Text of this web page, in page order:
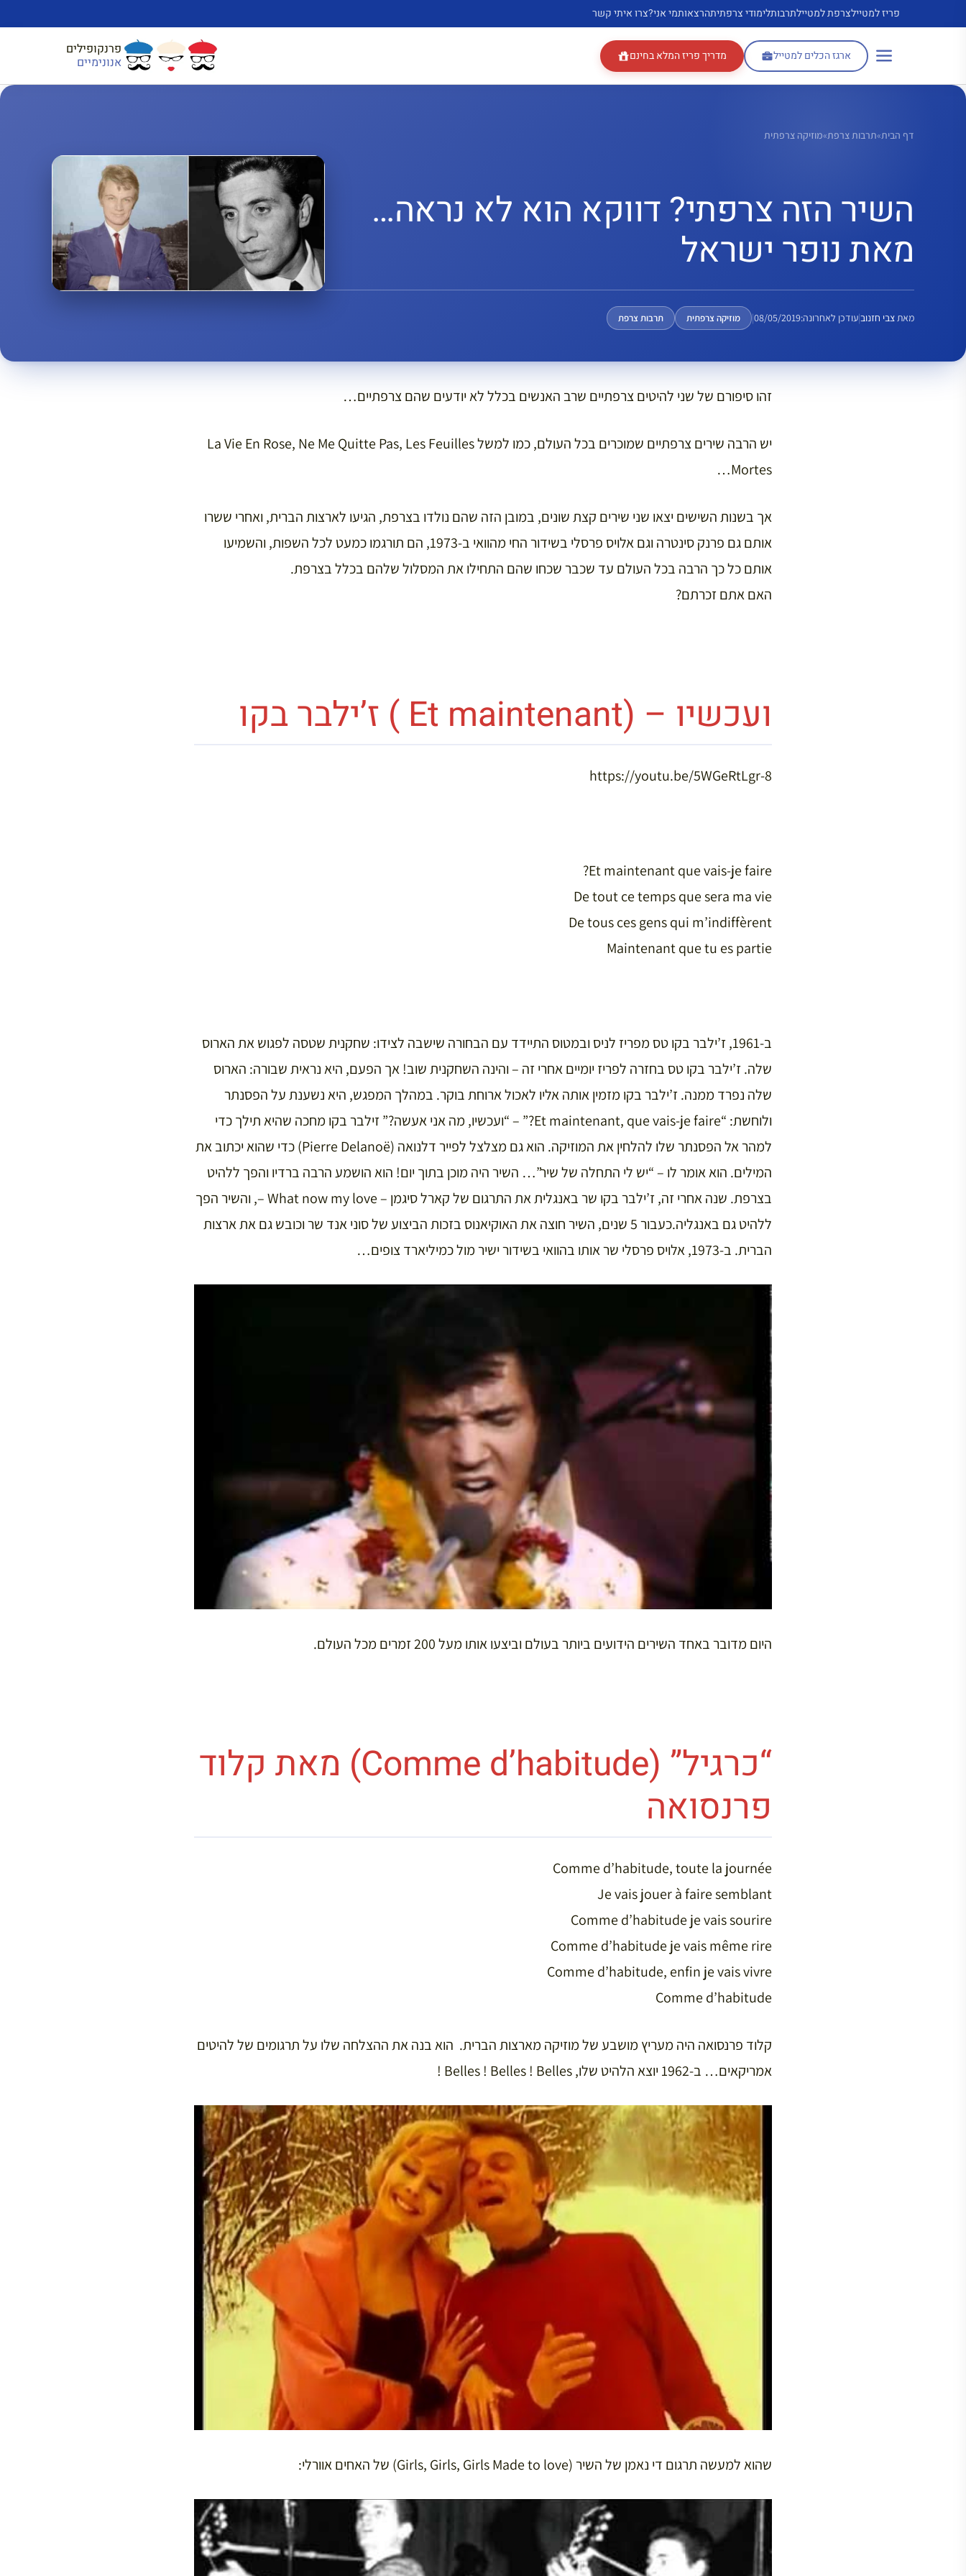
פריז למטיילצרפת למטיילתרבותלימודי צרפתיתהרצאותמי אני?צרו איתי קשר
ארגז הכלים למטייל מדריך פריז המלא בחינם פרנקופילים
אנונימיים
דף הבית»תרבות צרפת»מוזיקה צרפתית
השיר הזה צרפתי? דווקא הוא לא נראה…
מאת נופר ישראל
מאתצבי חזנוב|עודכן לאחרונה:08/05/2019
| מוזיקה צרפתית תרבות צרפת
זהו סיפורם של שני להיטים צרפתיים שרב האנשים בכלל לא יודעים שהם צרפתיים…
יש הרבה שירים צרפתיים שמוכרים בכל העולם, כמו למשל La Vie En Rose, Ne Me Quitte Pas, Les Feuilles
Mortes…
אך בשנות השישים יצאו שני שירים קצת שונים, במובן הזה שהם נולדו בצרפת, הגיעו לארצות הברית, ואחרי ששרו
אותם גם פרנק סינטרה וגם אלויס פרסלי בשידור החי מהוואי ב-1973, הם תורגמו כמעט לכל השפות, והשמיעו
אותם כל כך הרבה בכל העולם עד שכבר שכחו שהם התחילו את המסלול שלהם בכלל בצרפת.
האם אתם זכרתם?
ועכשיו – (Et maintenant ) ז’ילבר בקו
https://youtu.be/5WGeRtLgr-8
Et maintenant que vais-je faire?
De tout ce temps que sera ma vie
De tous ces gens qui m’indiffèrent
Maintenant que tu es partie
ב-1961, ז’ילבר בקו טס מפריז לניס ובמטוס התיידד עם הבחורה שישבה לצידו: שחקנית שטסה לפגוש את הארוס
שלה. ז’ילבר בקו טס בחזרה לפריז יומיים אחרי זה – והינה השחקנית שוב! אך הפעם, היא נראית שבורה: הארוס
שלה נפרד ממנה. ז’ילבר בקו מזמין אותה אליו לאכול ארוחת בוקר. במהלך המפגש, היא נשענת על הפסנתר
ולוחשת: “Et maintenant, que vais-je faire?” – “ועכשיו, מה אני אעשה?” זילבר בקו מחכה שהיא תילך כדי
למהר אל הפסנתר שלו להלחין את המוזיקה. הוא גם מצלצל לפייר דלנואה (Pierre Delanoë) כדי שהוא יכתוב את
המילים. הוא אומר לו – “יש לי התחלה של שיר”… השיר היה מוכן בתוך יום! הוא הושמע הרבה ברדיו והפך ללהיט
בצרפת. שנה אחרי זה, ז’ילבר בקו שר באנגלית את התרגום של קארל סיגמן – What now my love –, והשיר הפך
ללהיט גם באנגליה.כעבור 5 שנים, השיר חוצה את האוקיאנוס בזכות הביצוע של סוני אנד שר וכובש גם את ארצות
הברית. ב-1973, אלויס פרסלי שר אותו בהוואי בשידור ישיר מול כמיליארד צופים…
היום מדובר באחד השירים הידועים ביותר בעולם וביצעו אותו מעל 200 זמרים מכל העולם.
“כרגיל” (Comme d’habitude) מאת קלוד
פרנסואה
Comme d’habitude, toute la journée
Je vais jouer à faire semblant
Comme d’habitude je vais sourire
Comme d’habitude je vais même rire
Comme d’habitude, enfin je vais vivre
Comme d’habitude
קלוד פרנסואה היה מעריץ מושבע של מוזיקה מארצות הברית. הוא בנה את ההצלחה שלו על תרגומים של להיטים
אמריקאים… ב-1962 יוצא הלהיט שלו, Belles ! Belles ! Belles !
שהוא למעשה תרגום די נאמן של השיר (Girls, Girls, Girls Made to love) של האחים אוורלי: